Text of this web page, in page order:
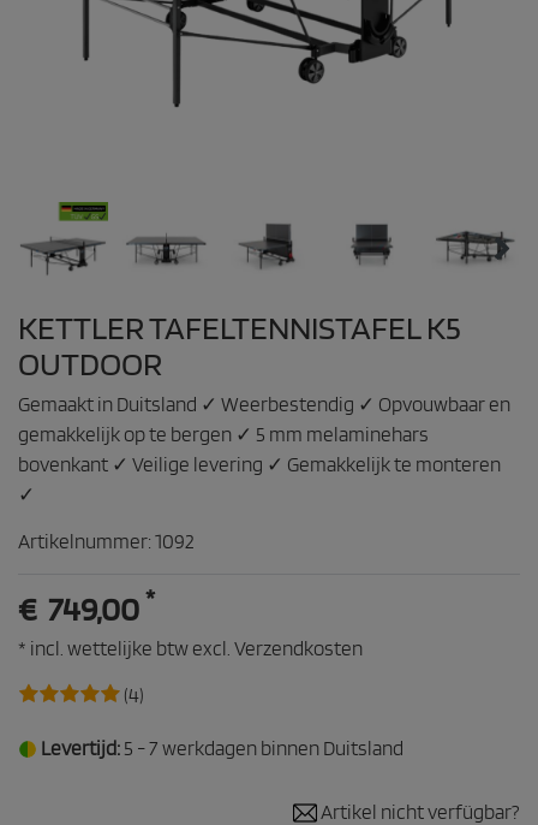
KETTLER TAFELTENNISTAFEL K5
OUTDOOR
Gemaakt in Duitsland ✓ Weerbestendig ✓ Opvouwbaar en
gemakkelijk op te bergen ✓ 5 mm melaminehars
bovenkant ✓ Veilige levering ✓ Gemakkelijk te monteren
✓
Artikelnummer: 1092
€ 749,00 *
* incl. wettelijke btw excl. Verzendkosten
(4)
Levertijd: 5 - 7 werkdagen binnen Duitsland
Artikel nicht verfügbar?